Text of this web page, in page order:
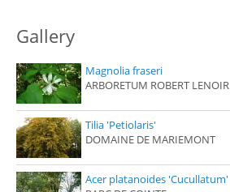
Gallery
Magnolia fraseri
ARBORETUM ROBERT LENOIR
Tilia 'Petiolaris'
DOMAINE DE MARIEMONT
Acer platanoides 'Cucullatum'